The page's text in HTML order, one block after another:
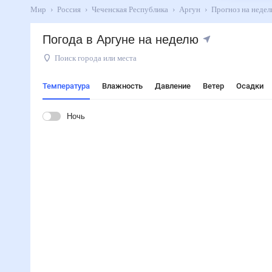
Мир Россия Чеченская Республика Аргун Прогноз на
Погода в Аргуне на неделю
Поиск города или места
Температура Влажность Давление Ветер Осадки
Ночь